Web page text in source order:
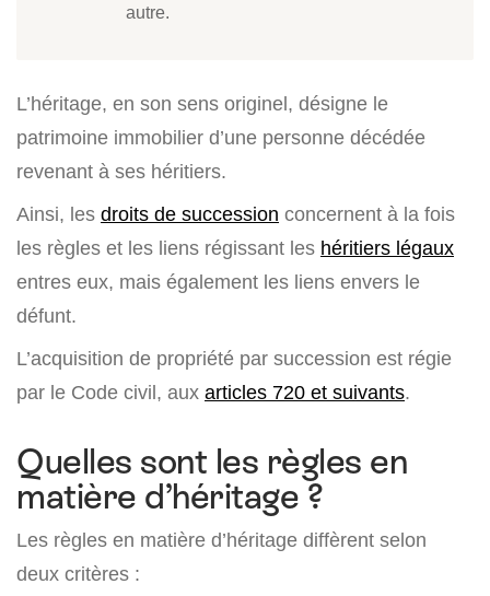
autre.
L’héritage, en son sens originel, désigne le
patrimoine immobilier d’une personne décédée
revenant à ses héritiers.
Ainsi, les droits de succession concernent à la fois
les règles et les liens régissant les héritiers légaux
entres eux, mais également les liens envers le
défunt.
L’acquisition de propriété par succession est régie
par le Code civil, aux articles 720 et suivants.
Quelles sont les règles en
matière d’héritage ?
Les règles en matière d’héritage diffèrent selon
deux critères :